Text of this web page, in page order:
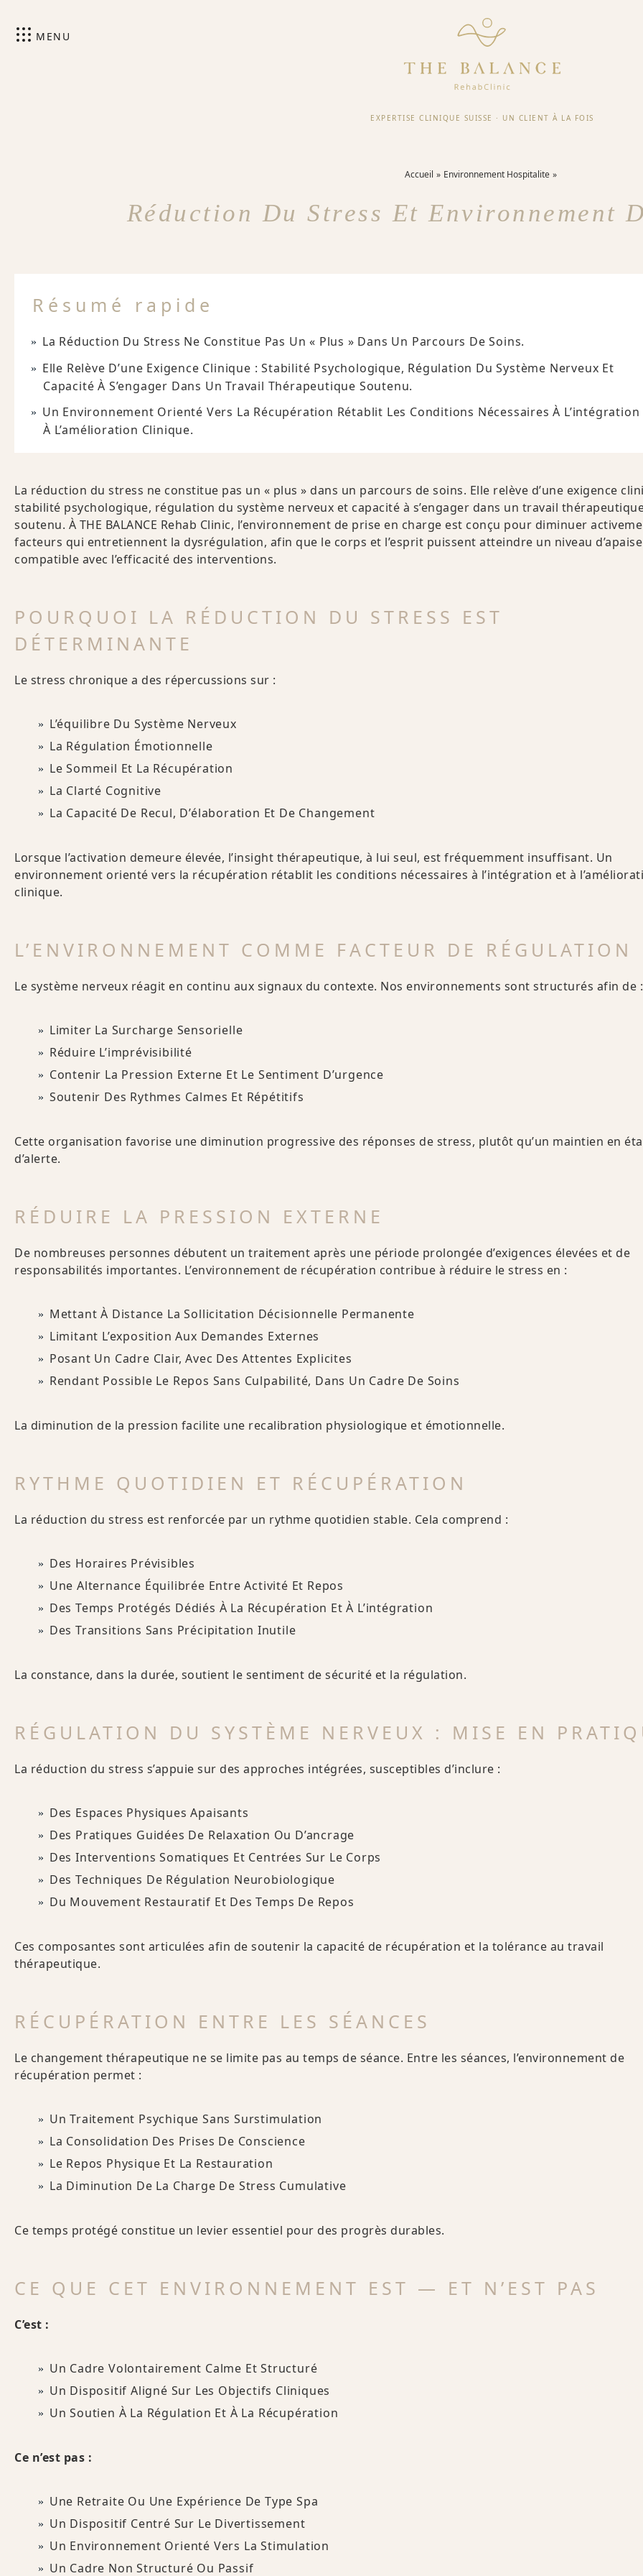
MENU
EXPERTISE CLINIQUE SUISSE · UN CLIENT À LA FOIS
Accueil Environnement Hospitalite
Réduction Du Stress Et Environnement
Résumé rapide
La Réduction Du Stress Ne Constitue Pas Un « Plus » Dans Un Parcours De Soins.
Elle Relève D’une Exigence Clinique : Stabilité Psychologique, Régulation Du Système Nerveux Et
Capacité À S’engager Dans Un Travail Thérapeutique Soutenu.
Un Environnement Orienté Vers La Récupération Rétablit Les Conditions Nécessaires À L’intégration
À L’amélioration Clinique.
La réduction du stress ne constitue pas un « plus » dans un parcours de soins. Elle relève d’une exigence
stabilité psychologique, régulation du système nerveux et capacité à s’engager dans un travail
soutenu. À THE BALANCE Rehab Clinic, l’environnement de prise en charge est conçu pour diminuer
facteurs qui entretiennent la dysrégulation, afin que le corps et l’esprit puissent atteindre un niveau
compatible avec l’efficacité des interventions.
POURQUOI LA RÉDUCTION DU STRESS EST
DÉTERMINANTE
Le stress chronique a des répercussions sur :
L’équilibre Du Système Nerveux
La Régulation Émotionnelle
Le Sommeil Et La Récupération
La Clarté Cognitive
La Capacité De Recul, D’élaboration Et De Changement
Lorsque l’activation demeure élevée, l’insight thérapeutique, à lui seul, est fréquemment insuffisant. Un
environnement orienté vers la récupération rétablit les conditions nécessaires à l’intégration et à
clinique.
L’ENVIRONNEMENT COMME FACTEUR DE RÉGULATION
Le système nerveux réagit en continu aux signaux du contexte. Nos environnements sont structurés afin de :
Limiter La Surcharge Sensorielle
Réduire L’imprévisibilité
Contenir La Pression Externe Et Le Sentiment D’urgence
Soutenir Des Rythmes Calmes Et Répétitifs
Cette organisation favorise une diminution progressive des réponses de stress, plutôt qu’un maintien en
d’alerte.
RÉDUIRE LA PRESSION EXTERNE
De nombreuses personnes débutent un traitement après une période prolongée d’exigences élevées et de
responsabilités importantes. L’environnement de récupération contribue à réduire le stress en :
Mettant À Distance La Sollicitation Décisionnelle Permanente
Limitant L’exposition Aux Demandes Externes
Posant Un Cadre Clair, Avec Des Attentes Explicites
Rendant Possible Le Repos Sans Culpabilité, Dans Un Cadre De Soins
La diminution de la pression facilite une recalibration physiologique et émotionnelle.
RYTHME QUOTIDIEN ET RÉCUPÉRATION
La réduction du stress est renforcée par un rythme quotidien stable. Cela comprend :
Des Horaires Prévisibles
Une Alternance Équilibrée Entre Activité Et Repos
Des Temps Protégés Dédiés À La Récupération Et À L’intégration
Des Transitions Sans Précipitation Inutile
La constance, dans la durée, soutient le sentiment de sécurité et la régulation.
RÉGULATION DU SYSTÈME NERVEUX : MISE EN
La réduction du stress s’appuie sur des approches intégrées, susceptibles d’inclure :
Des Espaces Physiques Apaisants
Des Pratiques Guidées De Relaxation Ou D’ancrage
Des Interventions Somatiques Et Centrées Sur Le Corps
Des Techniques De Régulation Neurobiologique
Du Mouvement Restauratif Et Des Temps De Repos
Ces composantes sont articulées afin de soutenir la capacité de récupération et la tolérance au travail
thérapeutique.
RÉCUPÉRATION ENTRE LES SÉANCES
Le changement thérapeutique ne se limite pas au temps de séance. Entre les séances, l’environnement de
récupération permet :
Un Traitement Psychique Sans Surstimulation
La Consolidation Des Prises De Conscience
Le Repos Physique Et La Restauration
La Diminution De La Charge De Stress Cumulative
Ce temps protégé constitue un levier essentiel pour des progrès durables.
CE QUE CET ENVIRONNEMENT EST — ET N’EST PAS
C’est :
Un Cadre Volontairement Calme Et Structuré
Un Dispositif Aligné Sur Les Objectifs Cliniques
Un Soutien À La Régulation Et À La Récupération
Ce n’est pas :
Une Retraite Ou Une Expérience De Type Spa
Un Dispositif Centré Sur Le Divertissement
Un Environnement Orienté Vers La Stimulation
Un Cadre Non Structuré Ou Passif